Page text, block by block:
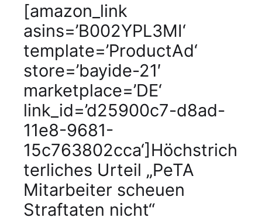
[amazon_link
asins=’B002YPL3MI‘
template=’ProductAd‘
store=’bayide-21′
marketplace=’DE‘
link_id=’d25900c7-d8ad-
11e8-9681-
15c763802cca‘]Höchstrich
terliches Urteil „PeTA
Mitarbeiter scheuen
Straftaten nicht“